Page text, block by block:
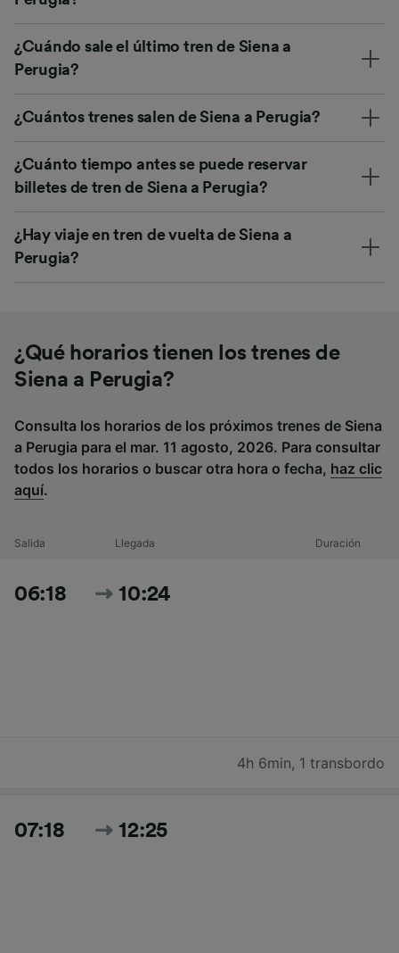
¿Cuándo sale el último tren de Siena a
Perugia?
¿Cuántos trenes salen de Siena a Perugia?
¿Cuánto tiempo antes se puede reservar
billetes de tren de Siena a Perugia?
¿Hay viaje en tren de vuelta de Siena a
Perugia?
¿Qué horarios tienen los trenes de
Siena a Perugia?
Consulta los horarios de los próximos trenes de Siena
a Perugia para el mar. 11 agosto, 2026. Para consultar
todos los horarios o buscar otra hora o fecha, haz clic
aquí.
Salida Llegada Duración
06:18 10:24
4h 6min, 1 transbordo
07:18 12:25